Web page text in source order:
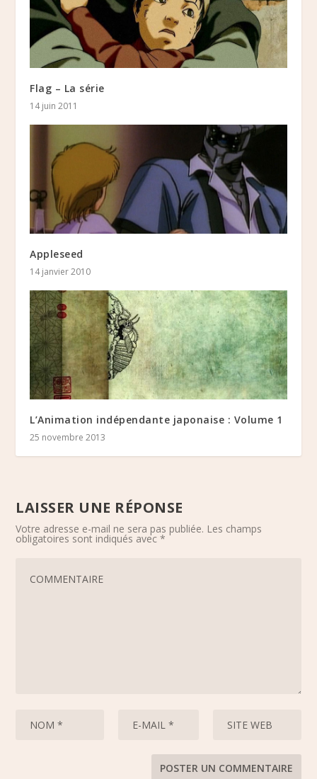
Flag – La série
14 juin 2011
Appleseed
14 janvier 2010
L’Animation indépendante japonaise : Volume 1
25 novembre 2013
LAISSER UNE RÉPONSE
Votre adresse e-mail ne sera pas publiée. Les champs
obligatoires sont indiqués avec*